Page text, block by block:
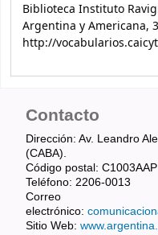
Biblioteca Instituto
Argentina y Americana,
http://
Contacto
Dirección: Av. Leandro
(CABA).
Código postal: C1003AAP
Teléfono: 2206-0013
Correo
electrónico:
Sitio Web: